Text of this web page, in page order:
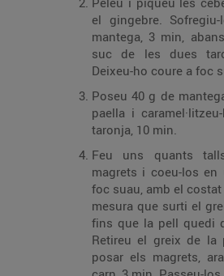
el gingebre. Sofregiu-los amb 30 g de
mantega, 3 min,
suc de les dues
Deixeu-ho coure a foc
Poseu 40 g de
paella i caramel·litzeu-hi les rodelles
taronja, 10 min.
Feu uns quants
magrets i coeu-los en una altra
foc suau, amb el
mesura que surti el greix, aneu retirant-lo,
fins que la pell quedi daurada
Retireu el greix de la
posar els magrets, ara pel costat de la